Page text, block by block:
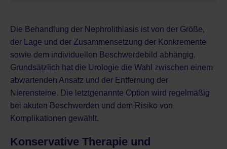
Die Behandlung der Nephrolithiasis ist von der Größe,
der Lage und der Zusammensetzung der Konkremente
sowie dem individuellen Beschwerdebild abhängig.
Grundsätzlich hat die Urologie die Wahl zwischen einem
abwartenden Ansatz und der Entfernung der
Nierensteine. Die letztgenannte Option wird regelmäßig
bei akuten Beschwerden und dem Risiko von
Komplikationen gewählt.
Konservative Therapie und